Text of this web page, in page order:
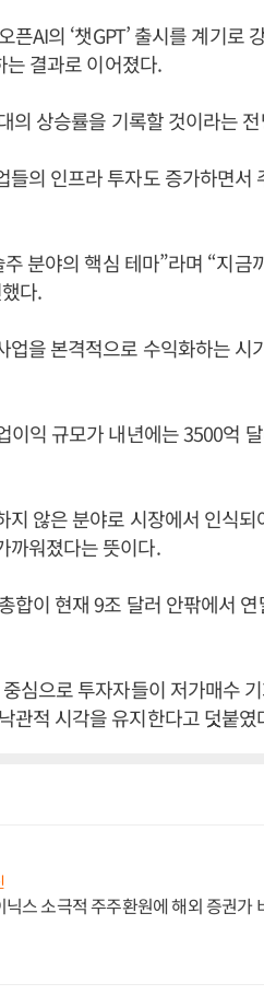
AI의 ‘챗GPT’ 출시를 계기로
결과로 이어졌다.
상승률을 기록할 것이라는
의 인프라 투자도 증가하면서
분야의 핵심 테마”라며 “지금
다.
을 본격적으로 수익화하는 시
익 규모가 내년에는 3500억
않은 분야로 시장에서 인식되
까워졌다는 뜻이다.
합이 현재 9조 달러 안팎에서
심으로 투자자들이 저가매수
관적 시각을 유지한다고 덧붙였
닉스 소극적 주주환원에 해외 증권가